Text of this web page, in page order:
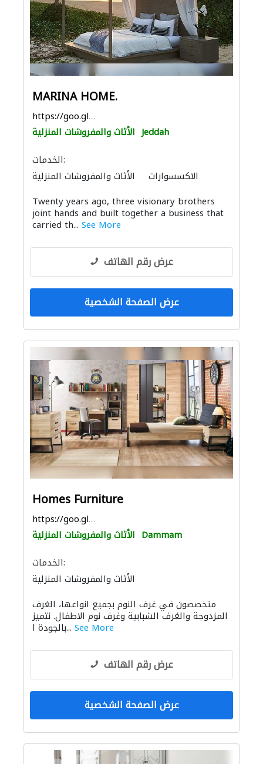
MARINA HOME.
https://goo.gl/maps/3C6DsC96meZGnP7t7
الأثاث والمفروشات المنزلية Jeddah
الخدمات:
الأثاث والمفروشات المنزلية
الاكسسوارات
Twenty years ago, three visionary brothers
joint hands and built together a business that
carried th... See More
عرض رقم الهاتف
عرض الصفحة الشخصية
Homes Furniture
https://goo.gl/maps/vgLAkRG8SUkXVgrMA
الأثاث والمفروشات المنزلية Dammam
الخدمات:
الأثاث والمفروشات المنزلية
متخصصون في غرف النوم بجميع انواعها، الغرف
المزدوجة والغرف الشبابية وغرف نوم الاطفال. نتميز
بالجودة ا... See More
عرض رقم الهاتف
عرض الصفحة الشخصية